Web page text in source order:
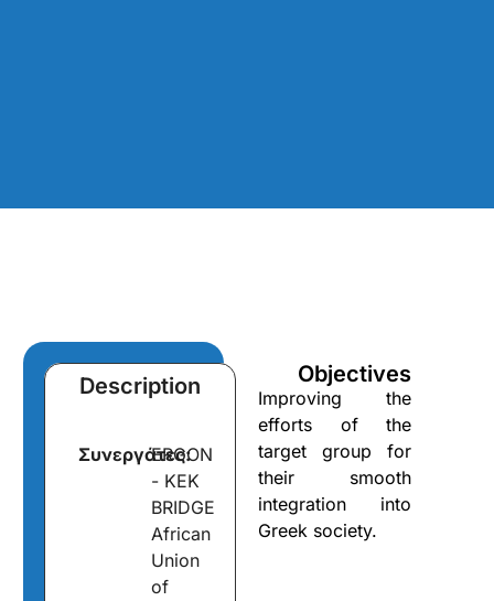
Description
Συνεργάτες:
ERGON
- KEK
BRIDGE
African
Union
of
Objectives
Improving the
efforts of the
target group for
their smooth
integration into
Greek society.